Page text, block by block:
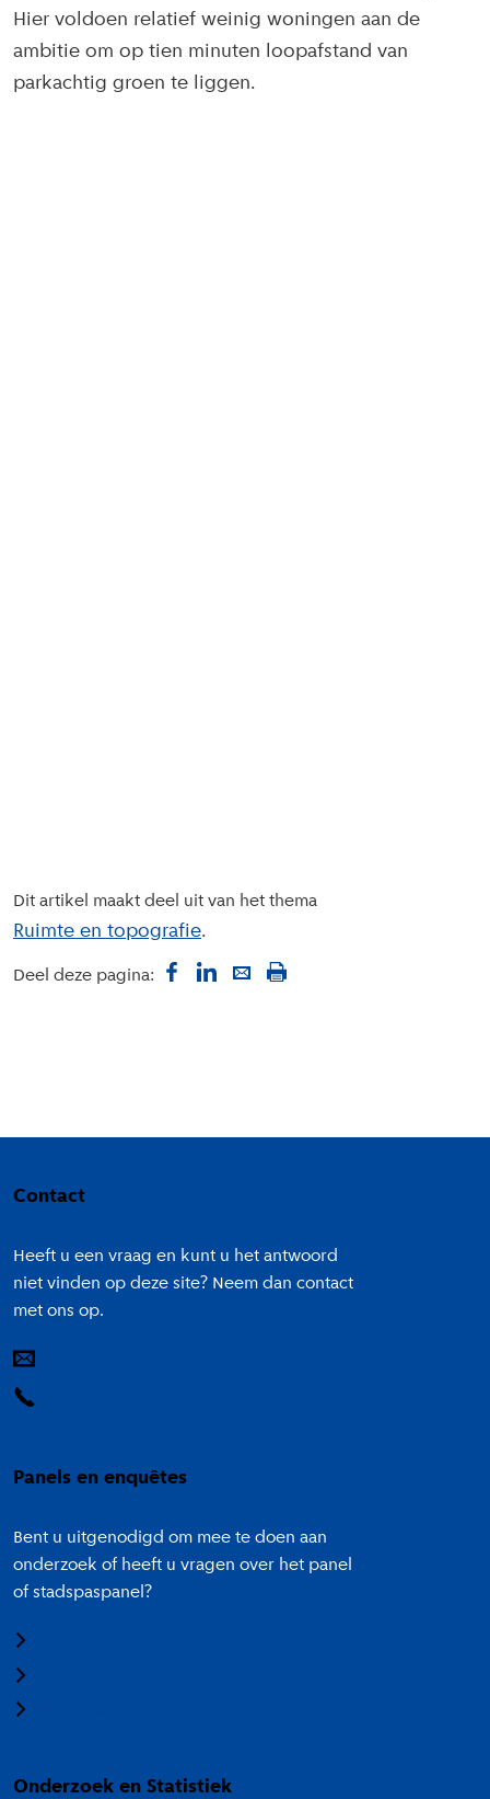
Hier voldoen relatief weinig woningen aan de
ambitie om op tien minuten loopafstand van
parkachtig groen te liggen.
Dit artikel maakt deel uit van het thema
Ruimte en topografie
Deel deze pagina:
Contact
Heeft u een vraag en kunt u het antwoord
niet vinden op deze site? Neem dan contact
met ons op.
Panels en enquêtes
Bent u uitgenodigd om mee te doen aan
onderzoek of heeft u vragen over het panel
of stadspaspanel?
Onderzoek en Statistiek